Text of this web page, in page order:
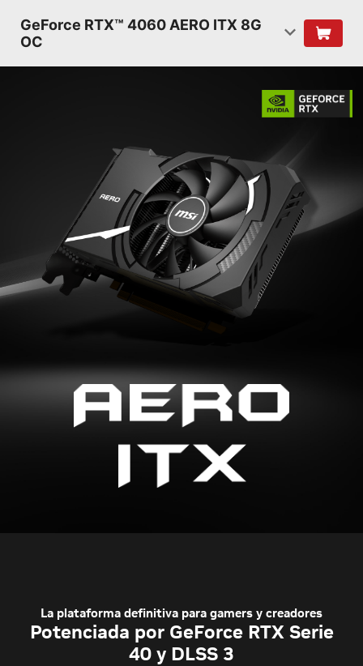
GeForce RTX™ 4060 AERO ITX 8G
OC
La plataforma definitiva para gamers y creadores
Potenciada por GeForce RTX Serie
40 y DLSS 3